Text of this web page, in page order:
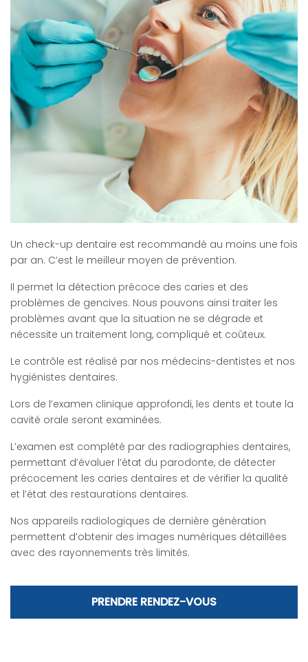
Un check-up dentaire est recommandé au moins une fois
par an. C’est le meilleur moyen de prévention.
Il permet la détection précoce des caries et des
problèmes de gencives. Nous pouvons ainsi traiter les
problèmes avant que la situation ne se dégrade et
nécessite un traitement long, compliqué et coûteux.
Le contrôle est réalisé par nos médecins-dentistes et nos
hygiénistes dentaires.
Lors de l’examen clinique approfondi, les dents et toute la
cavité orale seront examinées.
L’examen est complété par des radiographies dentaires,
permettant d’évaluer l’état du parodonte, de détecter
précocement les caries dentaires et de vérifier la qualité
et l’état des restaurations dentaires.
Nos appareils radiologiques de dernière génération
permettent d’obtenir des images numériques détaillées
avec des rayonnements très limités.
PRENDRE RENDEZ-VOUS